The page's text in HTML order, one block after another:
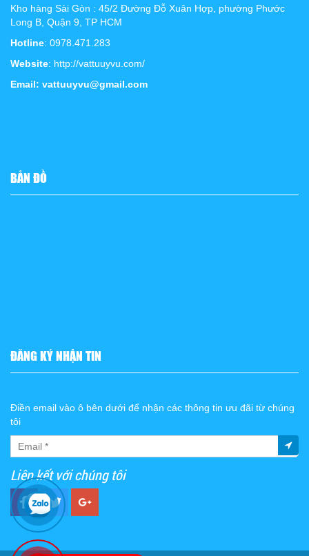
Kho hàng Sài Gòn : 45/2 Đường Đỗ Xuân Hợp, phường Phước
Long B, Quận 9, TP HCM
Hotline: 0978.471.283
Website: http://vattuuyvu.com/
Email: vattuuyvu@gmail.com
BẢN ĐỒ
ĐĂNG KÝ NHẬN TIN
Điền email vào ô bên dưới để nhận các thông tin ưu đãi từ chúng
tôi
Liên kết với chúng tôi